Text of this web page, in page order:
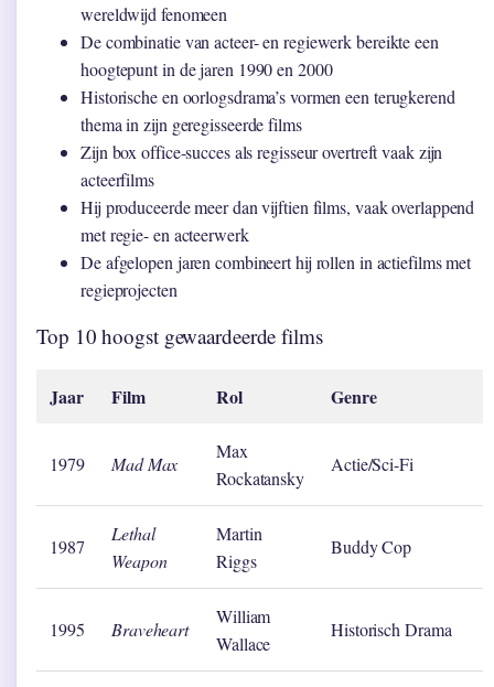
wereldwijd fenomeen
De combinatie van acteer- en regiewerk bereikte een
hoogtepunt in de jaren 1990 en 2000
Historische en oorlogsdrama’s vormen een terugkerend
thema in zijn geregisseerde films
Zijn box office-succes als regisseur overtreft vaak zijn
acteerfilms
Hij produceerde meer dan vijftien films, vaak overlappend
met regie- en acteerwerk
De afgelopen jaren combineert hij rollen in actiefilms met
regieprojecten
Top 10 hoogst gewaardeerde films
Jaar Film Rol Genre
1979 Mad Max
Max
Rockatansky
Actie/Sci-Fi
1987
Lethal
Weapon
Martin
Riggs
Buddy Cop
1995 Braveheart
William
Wallace
Historisch Drama